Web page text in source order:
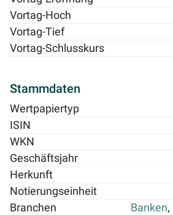
Vortag-Hoch
Vortag-Tief
Vortag-Schlusskurs
Stammdaten
Wertpapiertyp
ISIN
WKN
Geschäftsjahr
Herkunft
Notierungseinheit
Branchen
Banken,